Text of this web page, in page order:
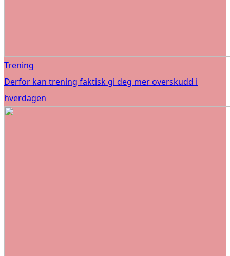
Trening
Derfor kan trening faktisk gi deg mer overskudd i
hverdagen